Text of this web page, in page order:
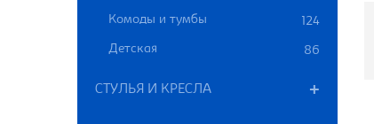
Комоды и тумбы 124
Детская 86
СТУЛЬЯ И КРЕСЛА